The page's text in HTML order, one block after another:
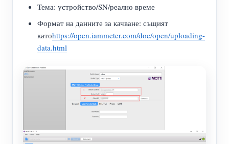
Тема: устройство/SN/реално време
Формат на данните за качване: същият
катоhttps://open.iammeter.com/doc/open/uploading-
data.html